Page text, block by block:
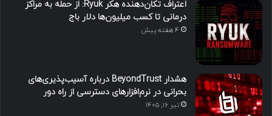
اعتراف تکان‌دهنده هکر Ryuk: از حمله به مراکز
درمانی تا کسب میلیون‌ها دلار باج
4 هفته پیش
هشدار BeyondTrust درباره آسیب‌پذیری‌های
بحرانی در نرم‌افزارهای دسترسی از راه دور
تیر ۱۶, ۱۴۰۵